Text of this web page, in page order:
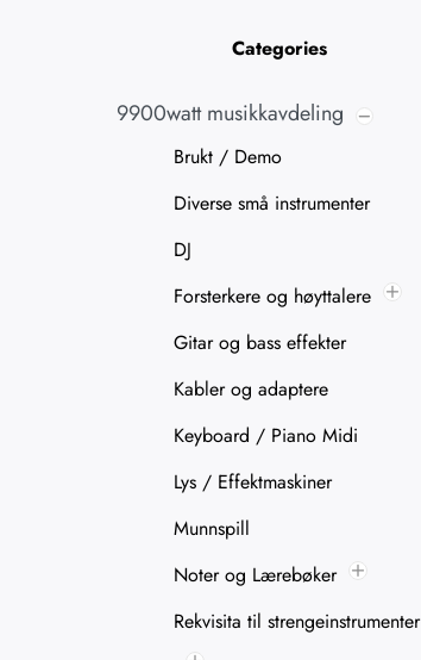
Categories
9900watt musikkavdeling
Brukt / Demo
Diverse små instrumenter
DJ
Forsterkere og høyttalere
Gitar og bass effekter
Kabler og adaptere
Keyboard / Piano Midi
Lys / Effektmaskiner
Munnspill
Noter og Lærebøker
Rekvisita til strengeinstrumenter